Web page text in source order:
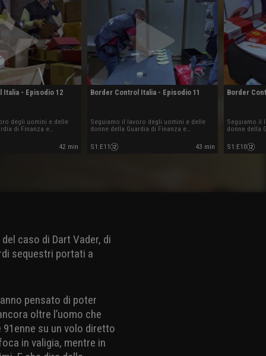
Italia - Episodio 12
degli uomini e delle
di Finanza e
42 min
Border Control Italia - Episodio 11
Seguiamo il lavoro degli uomini e delle
donne della Guardia di Finanza e
sul territorio italiano.
S1 :E11 43 min
Border
Seguiamo il
donne della
sul territorio
S1 :E10
caso di Dart Vader, di
sequestri portati a
pensato di poter
oltre l’uomo che
su un volo diretto
in valigia, mentre in